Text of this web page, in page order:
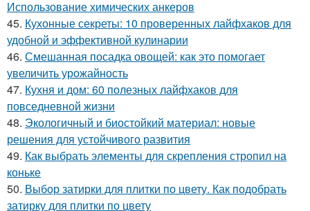
Использование химических анкеров
45. Кухонные секреты: 10 проверенных лайфхаков для
удобной и эффективной кулинарии
46. Смешанная посадка овощей: как это помогает
увеличить урожайность
47. Кухня и дом: 60 полезных лайфхаков для
повседневной жизни
48. Экологичный и биостойкий материал: новые
решения для устойчивого развития
49. Как выбрать элементы для скрепления стропил на
коньке
50. Выбор затирки для плитки по цвету. Как подобрать
затирку для плитки по цвету